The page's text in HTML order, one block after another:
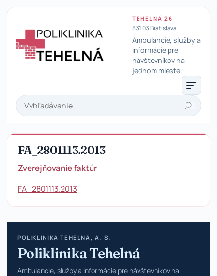
TEHELNÁ 26
831 03 Bratislava
Ambulancie, služby a
informácie pre
návštevníkov na
jednom mieste.
Hľadať
FA_2801113.2013
Zverejňovanie faktúr
FA_2801113.2013
POLIKLINIKA TEHELNÁ, A. S.
Poliklinika Tehelná
Ambulancie, služby a informácie pre návštevníkov na